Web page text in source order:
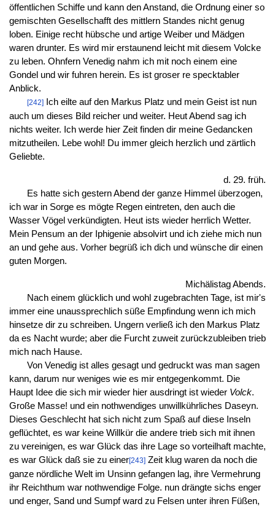
öffentlichen Schiffe und kann den Anstand, die Ordnung einer so
gemischten Gesellschafft des mittlern Standes nicht genug
loben. Einige recht hübsche und artige Weiber und Mädgen
waren drunter. Es wird mir erstaunend leicht mit diesem Volcke
zu leben. Ohnfern Venedig nahm ich mit noch einem eine
Gondel und wir fuhren herein. Es ist groser re specktabler
Anblick.
[242]Ich eilte auf den Markus Platz und mein Geist ist nun
auch um dieses Bild reicher und weiter. Heut Abend sag ich
nichts weiter. Ich werde hier Zeit finden dir meine Gedancken
mitzutheilen. Lebe wohl! Du immer gleich herzlich und zärtlich
Geliebte.
d. 29. früh.
Es hatte sich gestern Abend der ganze Himmel überzogen,
ich war in Sorge es mögte Regen eintreten, den auch die
Wasser Vögel verkündigten. Heut ists wieder herrlich Wetter.
Mein Pensum an der Iphigenie absolvirt und ich ziehe mich nun
an und gehe aus. Vorher begrüß ich dich und wünsche dir einen
guten Morgen.
Michälistag Abends.
Nach einem glücklich und wohl zugebrachten Tage, ist mir's
immer eine unaussprechlich süße Empfindung wenn ich mich
hinsetze dir zu schreiben. Ungern verließ ich den Markus Platz
da es Nacht wurde; aber die Furcht zuweit zurückzubleiben trieb
mich nach Hause.
Von Venedig ist alles gesagt und gedruckt was man sagen
kann, darum nur weniges wie es mir entgegenkommt. Die
Haupt Idee die sich mir wieder hier ausdringt ist wieder Volck.
Große Masse! und ein nothwendiges unwillkührliches Daseyn.
Dieses Geschlecht hat sich nicht zum Spaß auf diese Inseln
geflüchtet, es war keine Willkür die andere trieb sich mit ihnen
zu vereinigen, es war Glück das ihre Lage so vorteilhaft machte,
es war Glück daß sie zu einer[243]Zeit klug waren da noch die
ganze nördliche Welt im Unsinn gefangen lag, ihre Vermehrung
ihr Reichthum war nothwendige Folge. nun drängte sichs enger
und enger, Sand und Sumpf ward zu Felsen unter ihren Füßen,